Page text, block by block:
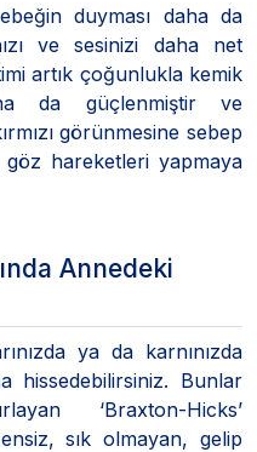
duyması daha da
ve sesinizi daha net
artık çoğunlukla kemik
da güçlenmiştir ve
görünmesine sebep
hareketleri yapmaya
Annedeki
ya da karnınızda
hissedebilirsiniz. Bunlar
‘Braxton-Hicks’
sık olmayan, gelip